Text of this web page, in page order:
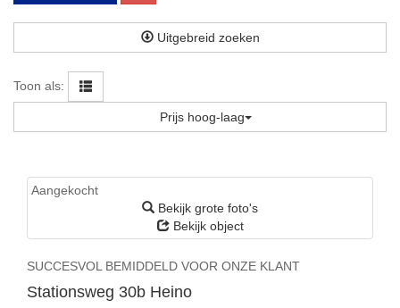
Uitgebreid zoeken
Toon als:
Prijs hoog-laag
Aangekocht
Bekijk grote foto's
Bekijk object
SUCCESVOL BEMIDDELD VOOR ONZE KLANT
Stationsweg 30b Heino